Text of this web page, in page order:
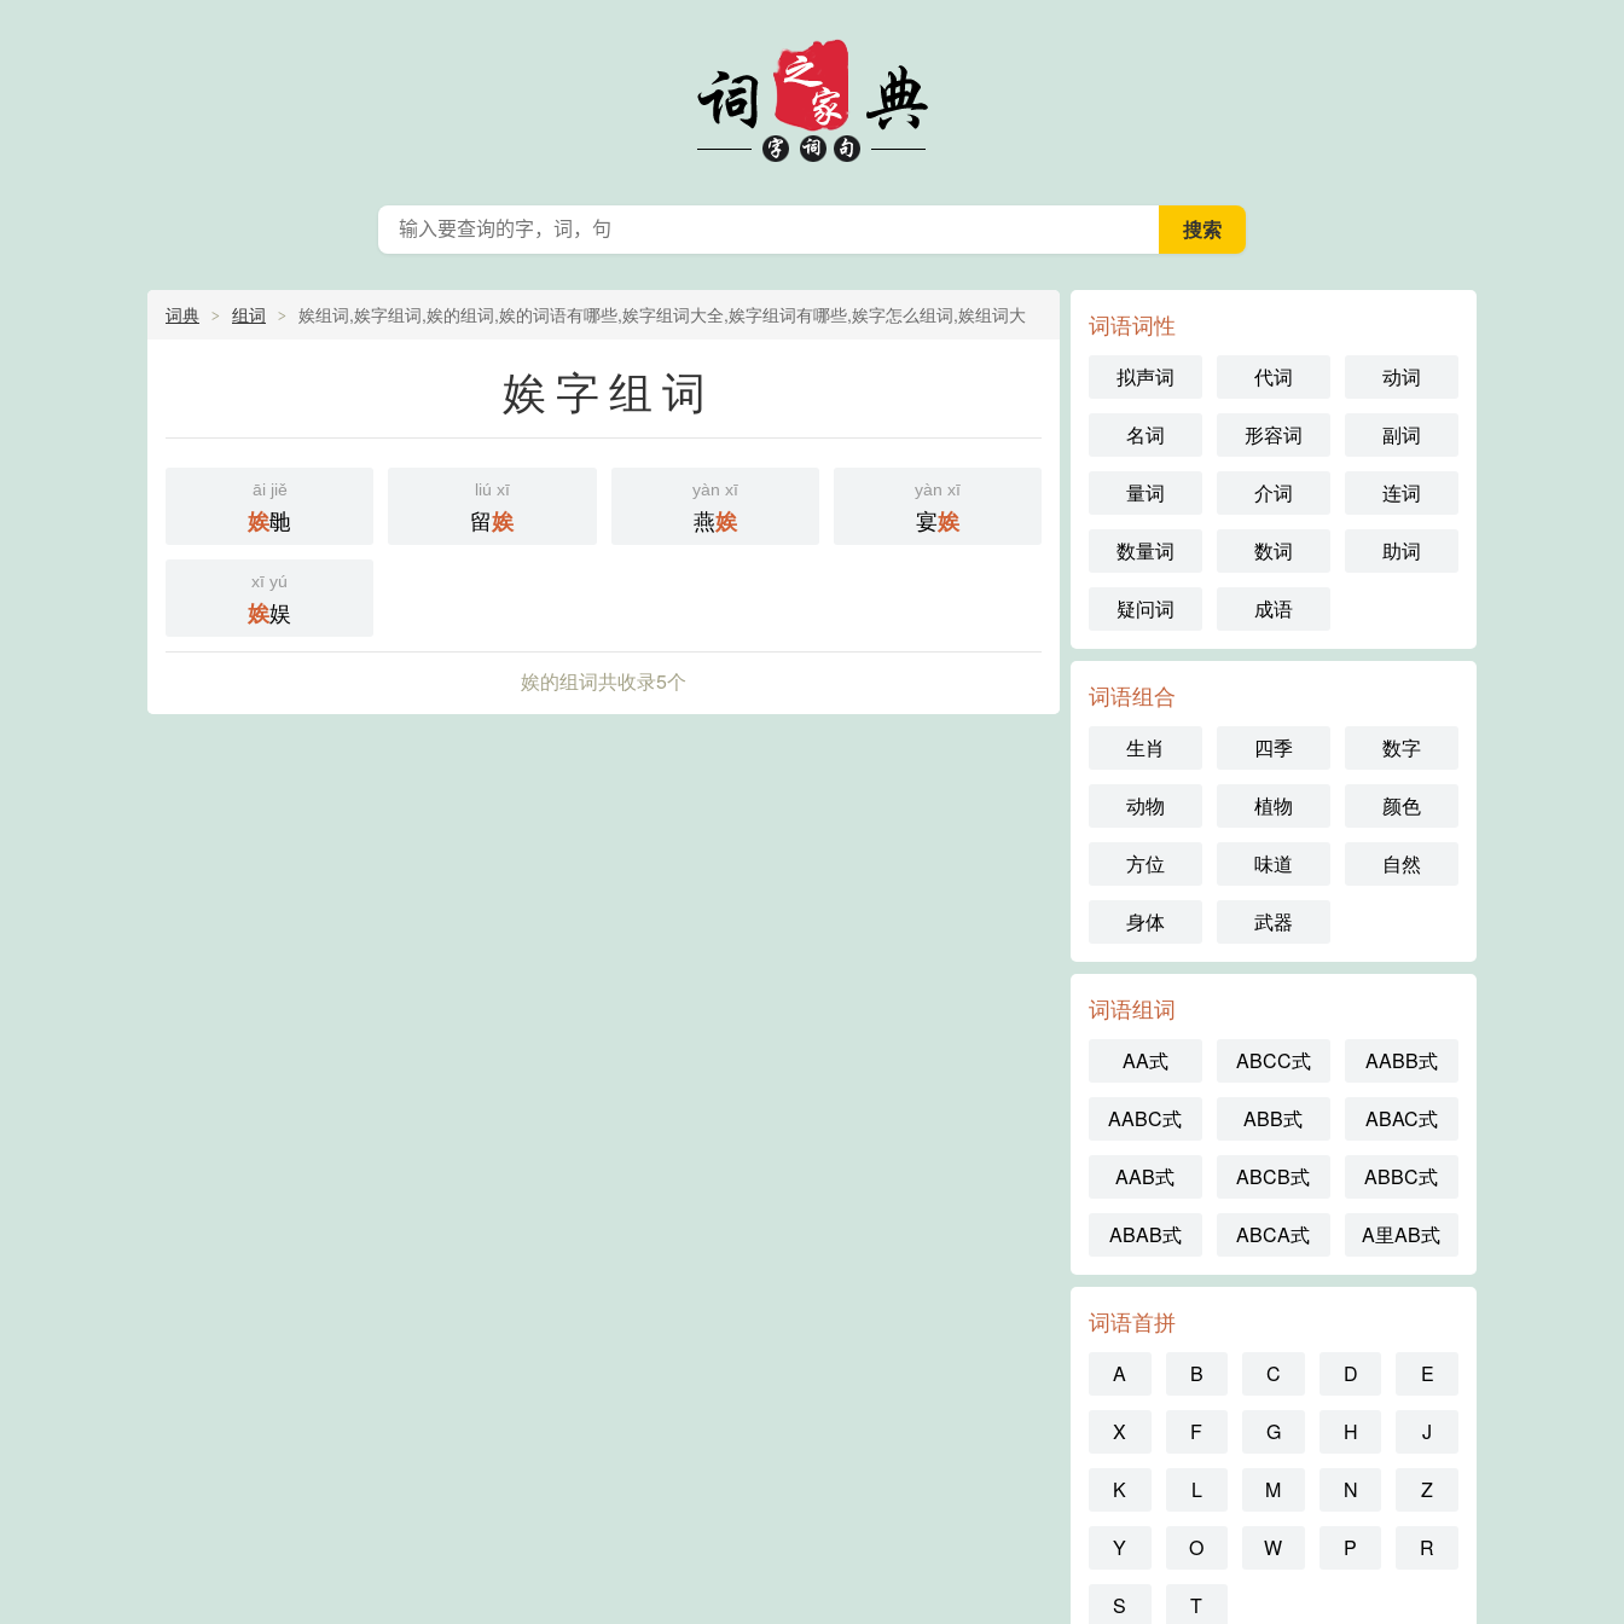
词典 组词 娭组词,娭字组词,娭的组词,娭的词语有哪些,娭字组词大全,娭字组词有哪些,娭字怎么组词,娭组词大
娭字组词
āi jiě
娭毑
liú xī
留娭
yàn xī
燕娭
yàn xī
宴娭
xī yú
娭娱
娭的组词共收录5个
词语词性
拟声词 代词 动词
名词 形容词 副词
量词 介词 连词
数量词 数词 助词
疑问词 成语
词语组合
生肖 四季 数字
动物 植物 颜色
方位 味道 自然
身体 武器
词语组词
AA式 ABCC式 AABB式
AABC式 ABB式 ABAC式
AAB式 ABCB式 ABBC式
ABAB式 ABCA式 A里AB式
词语首拼
A B C D E
X F G H J
K L M N Z
Y O W P R
S T